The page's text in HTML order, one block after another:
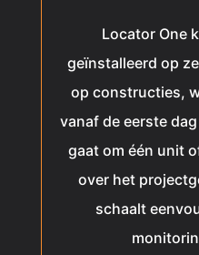
Locator One
geïnstalleerd op
op constructies,
vanaf de eerste
gaat om één unit
over het
schaalt